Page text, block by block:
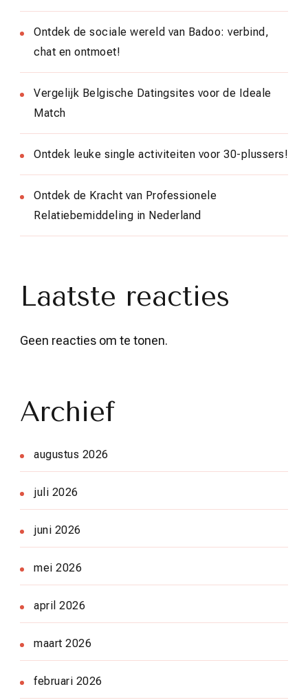
Ontdek de sociale wereld van Badoo: verbind,
chat en ontmoet!
Vergelijk Belgische Datingsites voor de Ideale
Match
Ontdek leuke single activiteiten voor 30-plussers!
Ontdek de Kracht van Professionele
Relatiebemiddeling in Nederland
Laatste reacties
Geen reacties om te tonen.
Archief
augustus 2026
juli 2026
juni 2026
mei 2026
april 2026
maart 2026
februari 2026